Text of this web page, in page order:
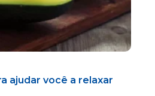
ajudar você a relaxar